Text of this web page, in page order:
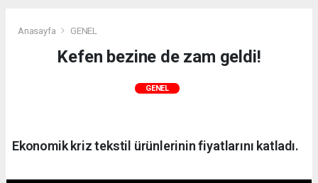
Anasayfa GENEL
Kefen bezine de zam geldi!
GENEL
Ekonomik kriz tekstil ürünlerinin fiyatlarını katladı.